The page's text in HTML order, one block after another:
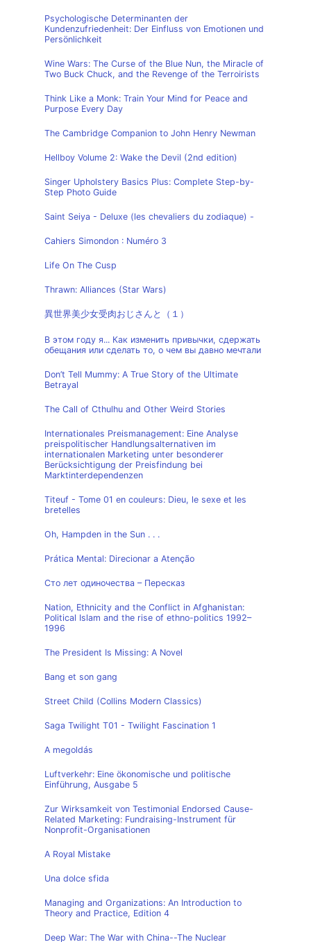
Psychologische Determinanten der
Kundenzufriedenheit: Der Einfluss von Emotionen und
Persönlichkeit
Wine Wars: The Curse of the Blue Nun, the Miracle of
Two Buck Chuck, and the Revenge of the Terroirists
Think Like a Monk: Train Your Mind for Peace and
Purpose Every Day
The Cambridge Companion to John Henry Newman
Hellboy Volume 2: Wake the Devil (2nd edition)
Singer Upholstery Basics Plus: Complete Step-by-
Step Photo Guide
Saint Seiya - Deluxe (les chevaliers du zodiaque) -
Cahiers Simondon : Numéro 3
Life On The Cusp
Thrawn: Alliances (Star Wars)
異世界美少女受肉おじさんと（１）
В этом году я... Как изменить привычки, сдержать
обещания или сделать то, о чем вы давно мечтали
Don’t Tell Mummy: A True Story of the Ultimate
Betrayal
The Call of Cthulhu and Other Weird Stories
Internationales Preismanagement: Eine Analyse
preispolitischer Handlungsalternativen im
internationalen Marketing unter besonderer
Berücksichtigung der Preisfindung bei
Marktinterdependenzen
Titeuf - Tome 01 en couleurs: Dieu, le sexe et les
bretelles
Oh, Hampden in the Sun . . .
Prática Mental: Direcionar a Atenção
Сто лет одиночества – Пересказ
Nation, Ethnicity and the Conflict in Afghanistan:
Political Islam and the rise of ethno-politics 1992–
1996
The President Is Missing: A Novel
Bang et son gang
Street Child (Collins Modern Classics)
Saga Twilight T01 - Twilight Fascination 1
A megoldás
Luftverkehr: Eine ökonomische und politische
Einführung, Ausgabe 5
Zur Wirksamkeit von Testimonial Endorsed Cause-
Related Marketing: Fundraising-Instrument für
Nonprofit-Organisationen
A Royal Mistake
Una dolce sfida
Managing and Organizations: An Introduction to
Theory and Practice, Edition 4
Deep War: The War with China--The Nuclear